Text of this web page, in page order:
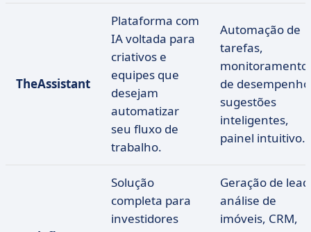
TheAssistant
Plataforma com
IA voltada para
criativos e
equipes que
desejam
automatizar
seu fluxo de
trabalho.
Automação de
tarefas,
monitoramento
de
sugestões
inteligentes,
painel intuitivo.
Solução
completa para
investidores
Geração de
análise de
imóveis, CRM,